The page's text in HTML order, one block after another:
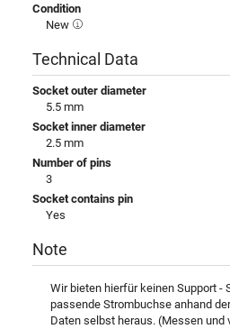
Condition
New
Technical Data
Socket outer diameter
5.5 mm
Socket inner diameter
2.5 mm
Number of pins
3
Socket contains pin
Yes
Note
Wir bieten hierfür keinen Support -
passende Strombuchse anhand
Daten selbst heraus. (Messen und